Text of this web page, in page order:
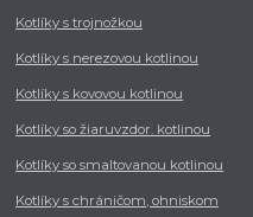
Kotlíky s trojnožkou
Kotlíky s nerezovou kotlinou
Kotlíky s kovovou kotlinou
Kotlíky so žiaruvzdor. kotlinou
Kotlíky so smaltovanou kotlinou
Kotlíky s chráničom, ohniskom